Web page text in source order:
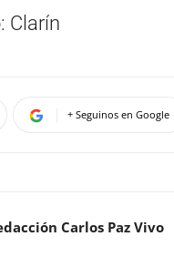
Clarín
+ Seguinos en Google
Carlos Paz Vivo